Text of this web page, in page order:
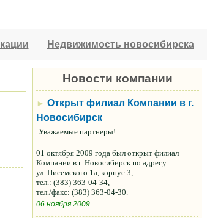
Недвижимость новосибирска
Новости компании
► Открыт филиал Компании в г.
Новосибирск
Уважаемые партнеры!
01 октября 2009 года был открыт филиал
Компании в г. Новосибирск по адресу:
ул. Писемского 1а, корпус 3,
тел.: (383) 363-04-34,
тел./факс: (383) 363-04-30.
06 ноября 2009